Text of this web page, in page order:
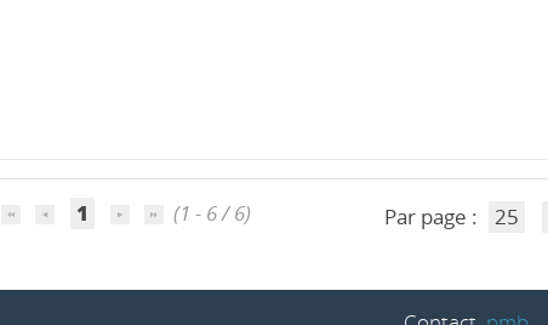
1 (1 - 6 / 6) Par page : 25